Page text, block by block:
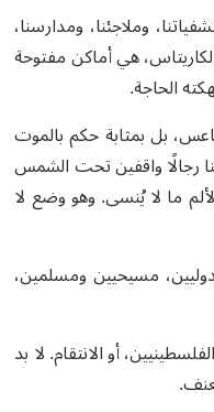
وملاجئنا، ومدارسنا،
،هي أماكن مفتوحة
الحاجة.
بل بمثابة حكم بالموت
رجالًا واقفين تحت الشمس
ما لا يُنسى. وهو وضع لا
مسيحيين ومسلمين،
الفلسطينيين، أو الانتقام. لا بد
.